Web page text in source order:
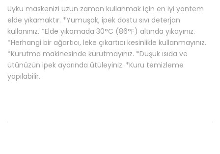
Uyku maskenizi uzun zaman kullanmak için en iyi yöntem
elde yıkamaktır. *Yumuşak, ipek dostu sıvı deterjan
kullanınız. *Elde yıkamada 30°C (86°F) altında yıkayınız.
*Herhangi bir ağartıcı, leke çıkartıcı kesinlikle kullanmayınız.
*Kurutma makinesinde kurutmayınız. *Düşük ısıda ve
ütünüzün ipek ayarında ütüleyiniz. *Kuru temizleme
yapılabilir.